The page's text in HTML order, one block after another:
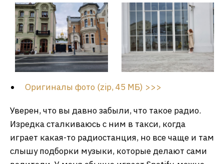
Оригиналы фото (zip, 45 МБ) >>>
Уверен, что вы давно забыли, что такое радио.
Изредка сталкиваюсь с ним в такси, когда
играет какая-то радиостанция, но все чаще и там
слышу подборки музыки, которые делают сами